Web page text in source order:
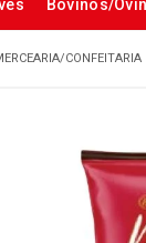
Bovinos/
CONFEITARIA